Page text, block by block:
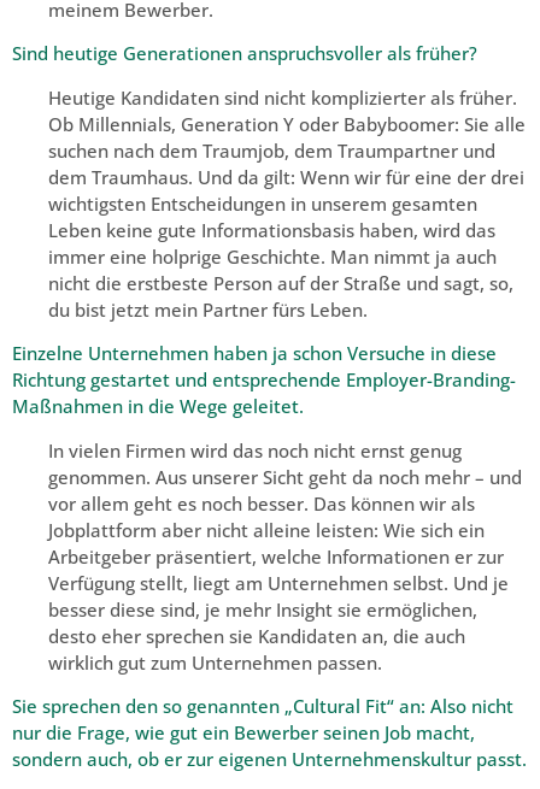
meinem Bewerber.
Sind heutige Generationen anspruchsvoller als früher?
Heutige Kandidaten sind nicht komplizierter als früher.
Ob Millennials, Generation Y oder Babyboomer: Sie alle
suchen nach dem Traumjob, dem Traumpartner und
dem Traumhaus. Und da gilt: Wenn wir für eine der drei
wichtigsten Entscheidungen in unserem gesamten
Leben keine gute Informationsbasis haben, wird das
immer eine holprige Geschichte. Man nimmt ja auch
nicht die erstbeste Person auf der Straße und sagt, so,
du bist jetzt mein Partner fürs Leben.
Einzelne Unternehmen haben ja schon Versuche in diese
Richtung gestartet und entsprechende Employer-Branding-
Maßnahmen in die Wege geleitet.
In vielen Firmen wird das noch nicht ernst genug
genommen. Aus unserer Sicht geht da noch mehr – und
vor allem geht es noch besser. Das können wir als
Jobplattform aber nicht alleine leisten: Wie sich ein
Arbeitgeber präsentiert, welche Informationen er zur
Verfügung stellt, liegt am Unternehmen selbst. Und je
besser diese sind, je mehr Insight sie ermöglichen,
desto eher sprechen sie Kandidaten an, die auch
wirklich gut zum Unternehmen passen.
Sie sprechen den so genannten „Cultural Fit“ an: Also nicht
nur die Frage, wie gut ein Bewerber seinen Job macht,
sondern auch, ob er zur eigenen Unternehmenskultur passt.